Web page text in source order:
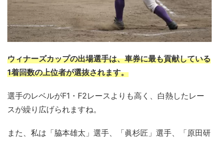
ウィナーズカップの出場選手は、車券に最も貢献している
1着回数の上位者が選抜されます。
選手のレベルがF1・F2レースよりも高く、白熱したレー
スが繰り広げられますね。
また、私は「脇本雄太」選手、「眞杉匠」選手、「原田研